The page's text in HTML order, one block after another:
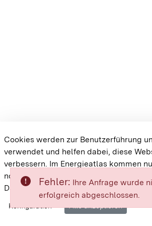
Cookie-EinstellungenBarrierefreiheit
Impressum
Cookies werden zur Benutzerführung
verwendet und helfen dabei, diese
verbessern. Im Energieatlas kommen
notwendige Cookies zum Einsatz.
Datenschutzrichtlinie
Konfiguration
Fehler: Ihre Anfrage wurde
erfolgreich abgeschlossen.